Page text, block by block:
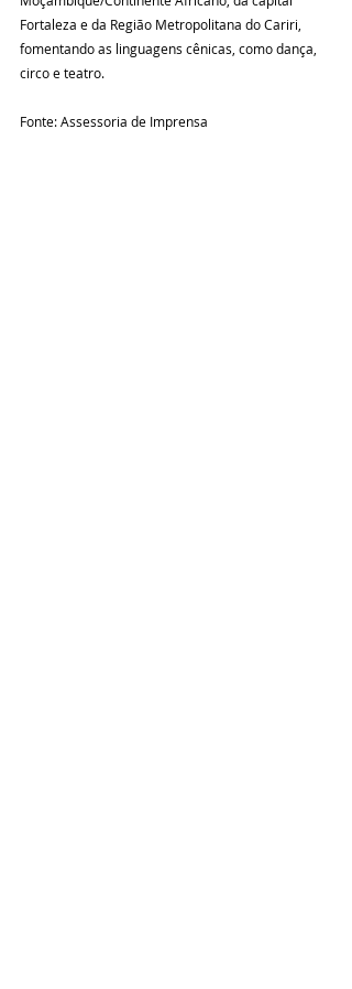
Fortaleza e da Região Metropolitana do Cariri,
fomentando as linguagens cênicas, como dança,
circo e teatro.
Fonte: Assessoria de Imprensa